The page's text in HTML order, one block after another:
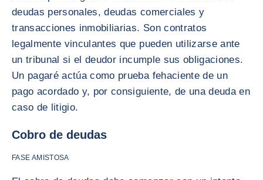
deudas personales, deudas comerciales y
transacciones inmobiliarias. Son contratos
legalmente vinculantes que pueden utilizarse ante
un tribunal si el deudor incumple sus obligaciones.
Un pagaré actúa como prueba fehaciente de un
pago acordado y, por consiguiente, de una deuda en
caso de litigio.
Cobro de deudas
FASE AMISTOSA